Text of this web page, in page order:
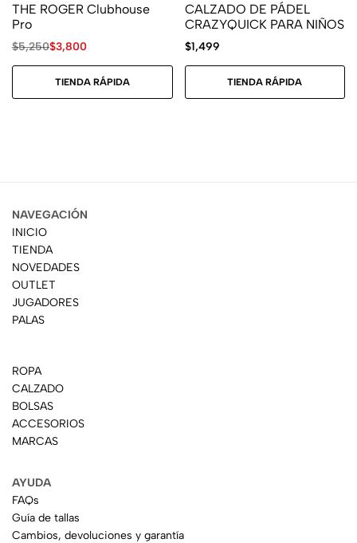
THE ROGER Clubhouse
Pro
$5,250$3,800
TIENDA RÁPIDA
CALZADO DE PÁDEL
CRAZYQUICK PARA NIÑOS
$1,499
TIENDA RÁPIDA
NAVEGACIÓN
INICIO
TIENDA
NOVEDADES
OUTLET
JUGADORES
PALAS
ROPA
CALZADO
BOLSAS
ACCESORIOS
MARCAS
AYUDA
FAQs
Guía de tallas
Cambios, devoluciones y garantía